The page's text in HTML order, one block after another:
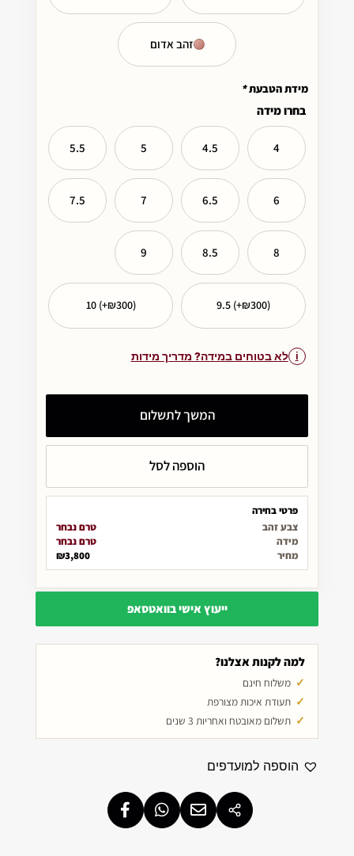
זהב אדום
מידת הטבעת*
בחרו מידה
4
4.5
5
5.5
6
6.5
7
7.5
8
8.5
9
9.5 (+₪300)
10 (+₪300)
לא בטוחים במידה? מדריך מידות
פרטי בחירה
צבע זהב
טרם נבחר
מידה
טרם נבחר
מחיר
₪3,800
המשך לתשלום
הוספה לסל
ייעוץ אישי בוואטסאפ
למה לקנות אצלנו?
משלוח חינם
תעודת איכות מצורפת
תשלום מאובטח ואחריות 3 שנים
הוספה למועדפים